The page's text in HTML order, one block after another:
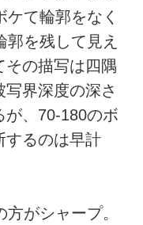
て輪郭をなく
を残して見え
その描写は四隅
界深度の深さ
が、70-180のボ
るのは早計
がシャープ。